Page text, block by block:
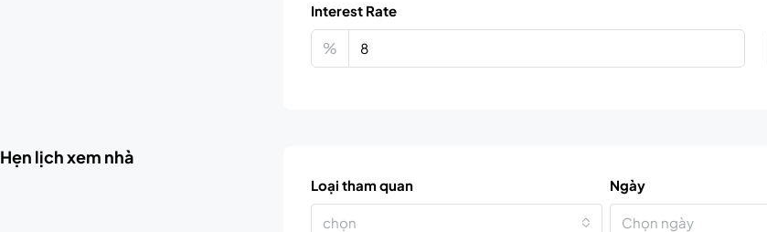
Interest Rate
%
Hẹn lịch xem nhà
Loại tham quan
chọn
Ngày
Chọn ngày